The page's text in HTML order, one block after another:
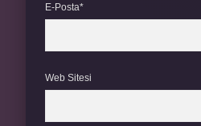
E-Posta*
Web Sitesi